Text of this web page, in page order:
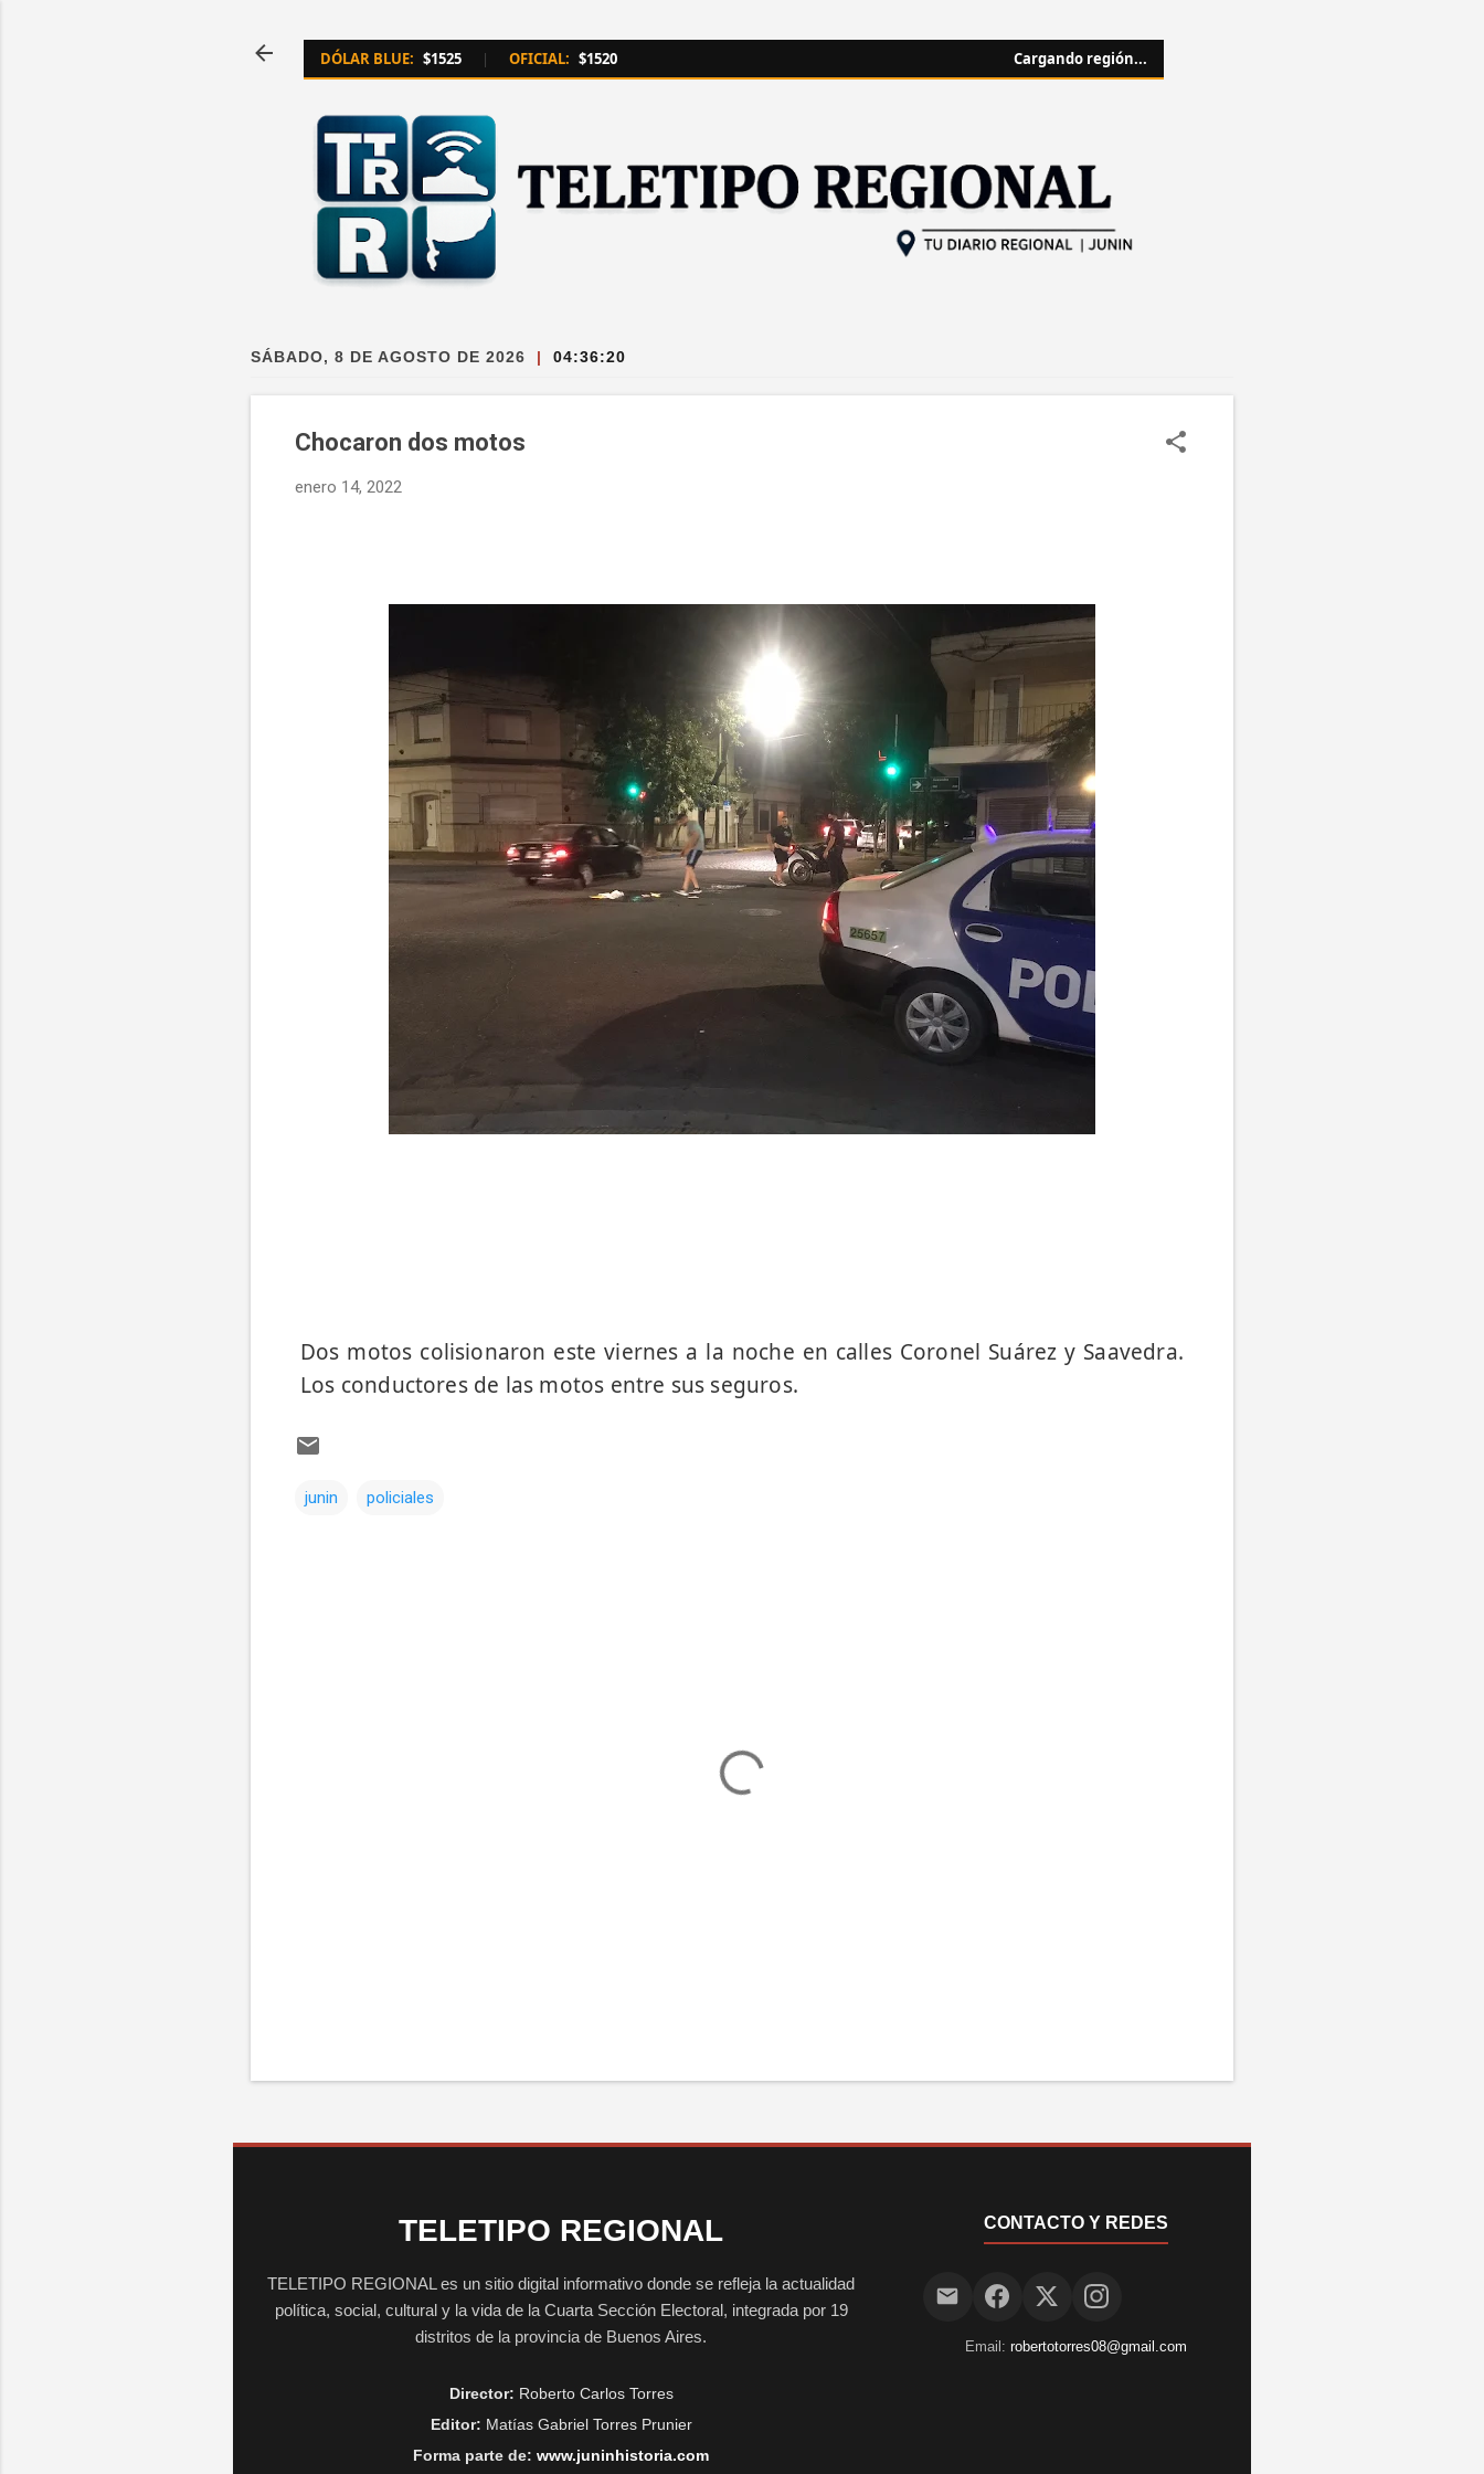
DÓLAR BLUE: $1525 | OFICIAL: $1520 Cargando región...
SÁBADO, 8 DE AGOSTO DE 2026 | 04:36:21
Chocaron dos motos
enero 14, 2022
Dos motos colisionaron este viernes a la noche en calles Coronel Suárez y Saavedra.
Los conductores de las motos entre sus seguros.
junin policiales
TELETIPO REGIONAL
TELETIPO REGIONAL es un sitio digital informativo donde se refleja la actualidad
política, social, cultural y la vida de la Cuarta Sección Electoral, integrada por 19
distritos de la provincia de Buenos Aires.
Director: Roberto Carlos Torres
Editor: Matías Gabriel Torres Prunier
Forma parte de: www.juninhistoria.com
CONTACTO Y REDES
Email: robertotorres08@gmail.com